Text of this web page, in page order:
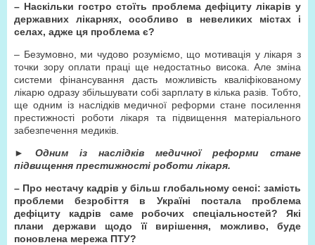
– Наскільки гостро стоїть проблема дефіциту лікарів у
державних лікарнях, особливо в невеликих містах і
селах, адже ця проблема є?
– Безумовно, ми чудово розуміємо, що мотивація у лікаря з
точки зору оплати праці ще недостатньо висока. Але зміна
системи фінансування дасть можливість кваліфікованому
лікарю одразу збільшувати собі зарплату в кілька разів. Тобто,
ще одним із наслідків медичної реформи стане посилення
престижності роботи лікаря та підвищення матеріального
забезпечення медиків.
► Одним із наслідків медичної реформи стане
підвищення престижності роботи лікаря.
– Про нестачу кадрів у більш глобальному сенсі: замість
проблеми безробіття в Україні постала проблема
дефіциту кадрів саме робочих спеціальностей? Які
плани держави щодо її вирішення, можливо, буде
поновлена мережа ПТУ?